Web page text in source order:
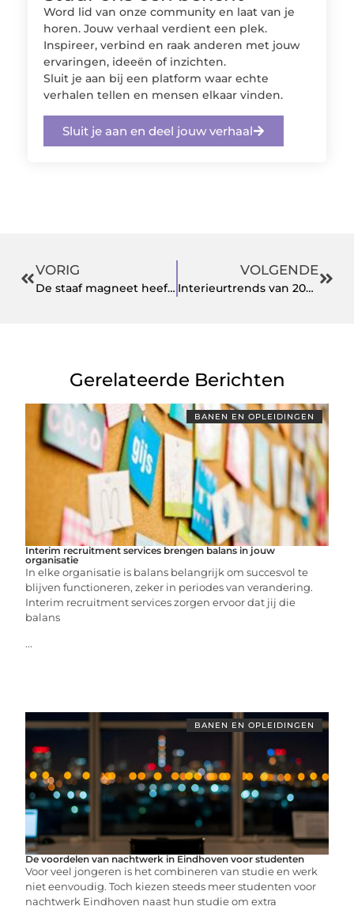
Word lid van onze community en laat van je
horen. Jouw verhaal verdient een plek.
Inspireer, verbind en raak anderen met jouw
ervaringen, ideeën of inzichten.
Sluit je aan bij een platform waar echte
verhalen tellen en mensen elkaar vinden.
Sluit je aan en deel jouw verhaal
VORIG
De staaf magneet heeft veel toepassingen
VOLGENDE
Interieurtrends van 2020
Gerelateerde Berichten
BANEN EN OPLEIDINGEN
Interim recruitment services brengen balans in jouw
organisatie
In elke organisatie is balans belangrijk om succesvol te
blijven functioneren, zeker in periodes van verandering.
Interim recruitment services zorgen ervoor dat jij die
balans
...
BANEN EN OPLEIDINGEN
De voordelen van nachtwerk in Eindhoven voor studenten
Voor veel jongeren is het combineren van studie en werk
niet eenvoudig. Toch kiezen steeds meer studenten voor
nachtwerk Eindhoven naast hun studie om extra